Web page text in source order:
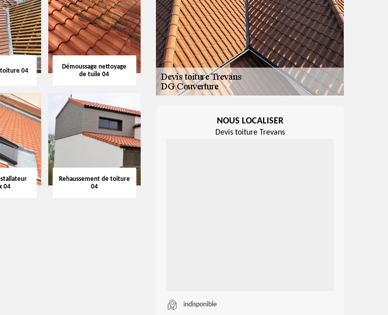
toiture 04
Démoussage nettoyage
de tuile 04
04
Rehaussement de toiture
04
NOUS LOCALISER
Devis toiture Trevans
indisponible